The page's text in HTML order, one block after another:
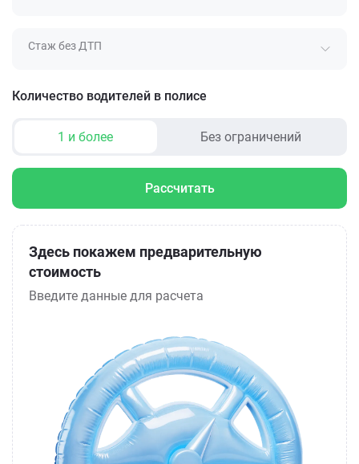
Стаж без ДТП
Количество водителей в полисе
1 и более Без ограничений
Рассчитать
Здесь покажем предварительную
стоимость
Введите данные для расчета